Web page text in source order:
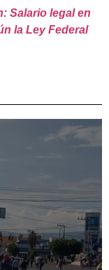
Salario legal en
la Ley Federal